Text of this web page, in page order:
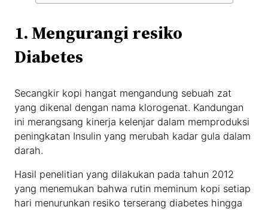
1.Mengurangi resiko
Diabetes
Secangkir kopi hangat mengandung sebuah zat
yang dikenal dengan nama klorogenat. Kandungan
ini merangsang kinerja kelenjar dalam memproduksi
peningkatan Insulin yang merubah kadar gula dalam
darah.
Hasil penelitian yang dilakukan pada tahun 2012
yang menemukan bahwa rutin meminum kopi setiap
hari menurunkan resiko terserang diabetes hingga